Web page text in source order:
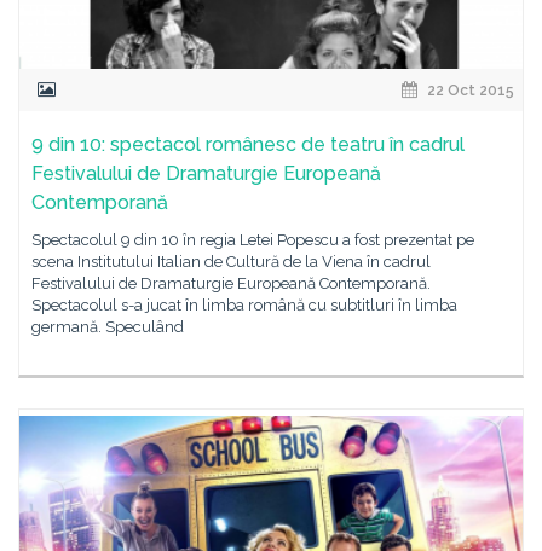
22 Oct 2015
9 din 10: spectacol românesc de teatru în cadrul
Festivalului de Dramaturgie Europeană
Contemporană
Spectacolul 9 din 10 în regia Letei Popescu a fost prezentat pe
scena Institutului Italian de Cultură de la Viena în cadrul
Festivalului de Dramaturgie Europeană Contemporană.
Spectacolul s-a jucat în limba română cu subtitluri în limba
germană. Speculând